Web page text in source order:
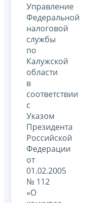
Управление
Федеральной
налоговой
службы
по
Калужской
области
в
соответствии
с
Указом
Президента
Российской
Федерации
от
01.02.2005
№ 112
«О